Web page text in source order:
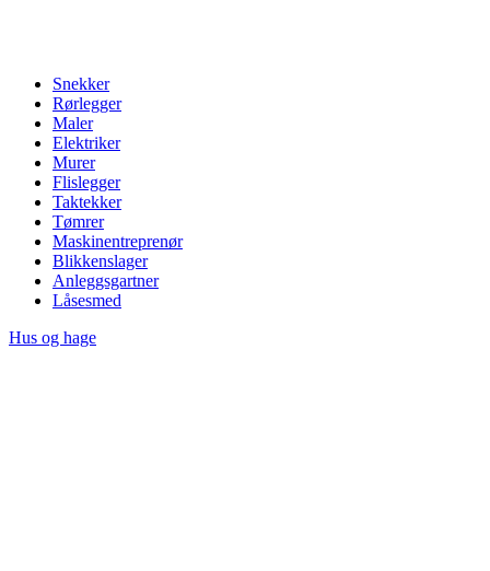
Snekker
Rørlegger
Maler
Elektriker
Murer
Flislegger
Taktekker
Tømrer
Maskinentreprenør
Blikkenslager
Anleggsgartner
Låsesmed
Hus og hage